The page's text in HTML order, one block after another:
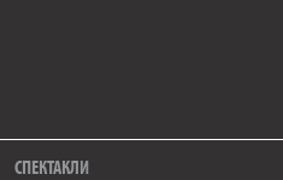
СПЕКТАКЛИ